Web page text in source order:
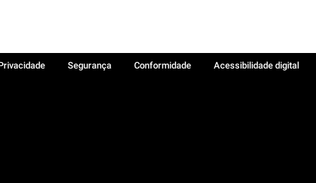
Segurança Conformidade
Acessibilidade digital